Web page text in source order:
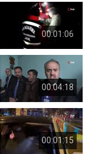
00:01:06
00:04:18
00:01:15